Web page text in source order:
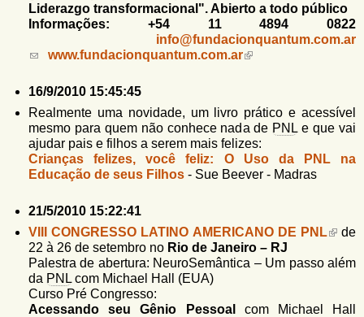
Liderazgo transformacional". Abierto a todo público
Informações: +54 11 4894 0822
info@fundacionquantum.com.ar
(
i
k
s
e
n
d
e
-
m
a
i
l
)
www.fundacionquantum.com.ar
16/9/2010 15:45:45
Realmente uma novidade, um livro prático e acessível
mesmo para quem não conhece nada de PNL e que vai
ajudar pais e filhos a serem mais felizes:
Crianças felizes, você feliz: O Uso da PNL na
Educação de seus Filhos - Sue Beever - Madras
21/5/2010 15:22:41
VIII CONGRESSO LATINO AMERICANO DE PNL
de
22 à 26 de setembro no Rio de Janeiro – RJ
Palestra de abertura: NeuroSemântica – Um passo além
da PNL com Michael Hall (EUA)
Curso Pré Congresso:
Acessando seu Gênio Pessoal
com Michael Hall